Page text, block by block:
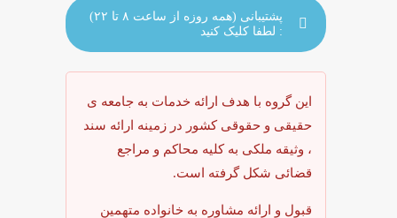
پشتیبانی (همه روزه از ساعت ۸ تا ۲۲)
: لطفا کلیک کنید
این گروه با هدف ارائه خدمات به جامعه ی
حقیقی و حقوقی کشور در زمینه ارائه سند
، وثیقه ملکی به کلیه محاکم و مراجع
قضائی شکل گرفته است.
قبول و ارائه مشاوره به خانواده متهمین